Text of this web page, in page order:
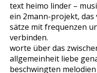
text heimo linder –
ein 2mann-projekt,
sätze mit frequenzen
verbinden.
worte über das
allgemeinheit liebe
beschwingten